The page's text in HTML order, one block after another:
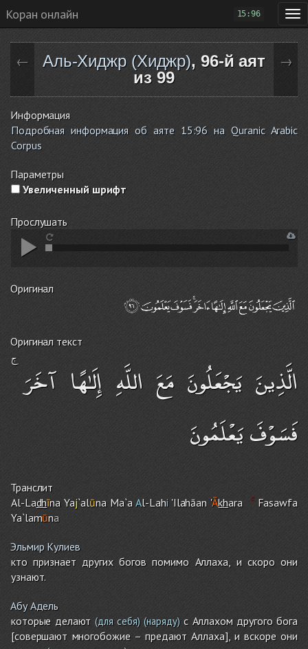
Коран онлайн 15:96
← Аль-Хиджр (Хиджр), 96-й аят
из 99
→
Информация
Подробная информация об аяте 15:96 на Quranic Arabic
Corpus
Параметры
Увеличенный шрифт
Прослушать
Оригинал
Оригинал текст
الَّذِينَ يَجْعَلُونَ مَعَ اللَّهِ إِلَـٰهًا آخَرَ ۚ
فَسَوْفَ يَعْلَمُونَ
Транслит
Al-Ladhīna Yaj`alūna Ma`aAl-Lahi'Ilahāan 'Ākhara Fasawfa
Ya`lamūna
Эльмир Кулиев
кто признает других богов помимо Аллаха, и скоро они
узнают.
Абу Адель
которые делают (для себя)(наряду)с Аллахом другого бога
[совершают многобожие – предают Аллаха], и вскоре они